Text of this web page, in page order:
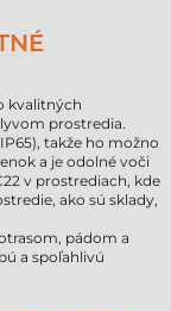
kvalitných
prostredia.
takže ho možno
a je odolné voči
v prostrediach, kde
ako sú sklady,
pádom a
a spoľahlivú